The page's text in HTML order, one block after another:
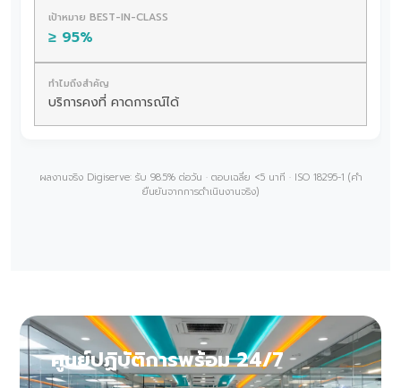
≥ 95%
บริการคงที่ คาดการณ์ได้
ผลงานจริง Digiserve: รับ 98.5% ต่อวัน · ตอบเฉลี่ย <5 นาที · ISO 18295-1 (คำ
ยืนยันจากการดำเนินงานจริง)
ศูนย์ปฏิบัติการพร้อม 24/7